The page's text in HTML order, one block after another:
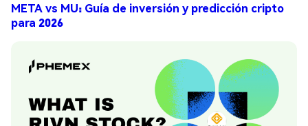
META vs MU: Guía de inversión y predicción cripto
para 2026